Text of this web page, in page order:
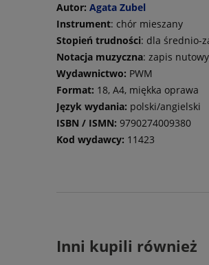
Autor: Agata Zubel
Instrument: chór mieszany
Stopień trudności: dla średnio-
Notacja muzyczna: zapis
Wydawnictwo: PWM
Format: 18, A4, miękka oprawa
Język wydania: polski/angielski
ISBN / ISMN: 9790274009380
Kod wydawcy: 11423
Inni kupili również